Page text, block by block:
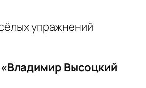
упражнений
Высоцкий